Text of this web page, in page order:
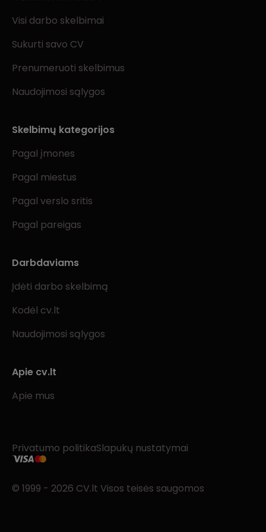
Visi darbo skelbimai
Sukurti savo CV
Prenumeruoti skelbimus
Naudojimosi sąlygos
Skelbimų kategorijos
Pagal įmones
Pagal miestus
Pagal verslo sritis
Pagal pareigas
Darbdaviams
Įdėti darbo skelbimą
Kodėl cv.lt
Naudojimosi sąlygos
Apie cv.lt
Apie mus
Privatumo politikaSlapukų nustatymai
© 1999 - 2026 CV.lt Visos teisės saugomos